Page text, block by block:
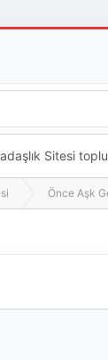
Sitesi
Önce Aşk